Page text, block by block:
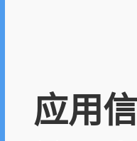
应用